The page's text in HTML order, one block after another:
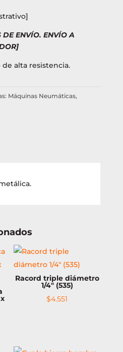
DE ENVÍO. ENVÍO A
alta resistencia.
Máquinas Neumáticas,
Racord triple diámetro
1/4″ (535)
$4.551